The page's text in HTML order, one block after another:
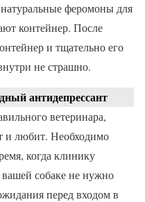
феромоны для
контейнер. После
и тщательно его
не страшно.
антидепрессант
ветеринара,
и любит. Необходимо
когда клинику
собаке не нужно
перед входом в